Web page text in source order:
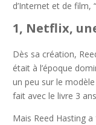
d’Internet et de film,
1, Netflix,
Dès sa création,
était à l’époque
un peu sur le
fait avec le livre 3
Mais Reed Hasting